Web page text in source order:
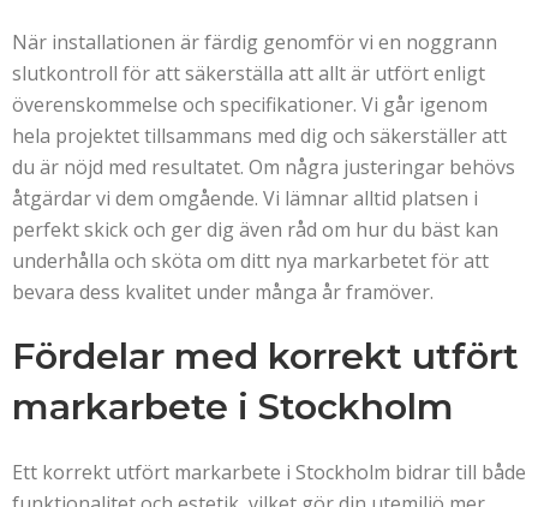
När installationen är färdig genomför vi en noggrann
slutkontroll för att säkerställa att allt är utfört enligt
överenskommelse och specifikationer. Vi går igenom
hela projektet tillsammans med dig och säkerställer att
du är nöjd med resultatet. Om några justeringar behövs
åtgärdar vi dem omgående. Vi lämnar alltid platsen i
perfekt skick och ger dig även råd om hur du bäst kan
underhålla och sköta om ditt nya markarbetet för att
bevara dess kvalitet under många år framöver.
Fördelar med korrekt utfört
markarbete i Stockholm
Ett korrekt utfört markarbete i Stockholm bidrar till både